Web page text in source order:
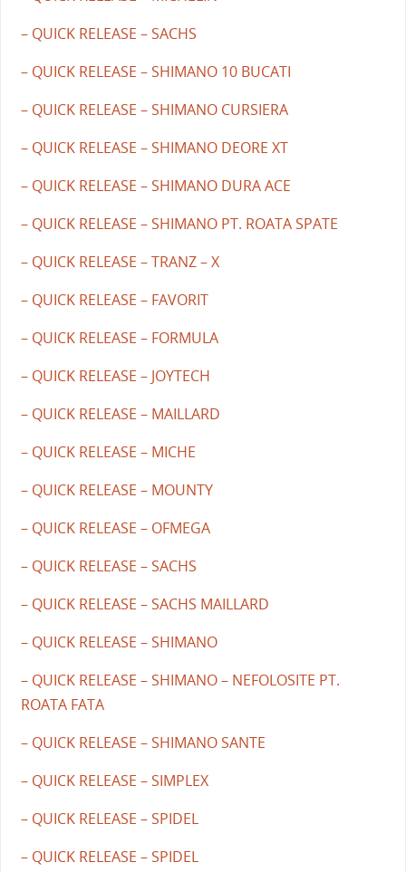
– QUICK RELEASE – SACHS
– QUICK RELEASE – SHIMANO 10 BUCATI
– QUICK RELEASE – SHIMANO CURSIERA
– QUICK RELEASE – SHIMANO DEORE XT
– QUICK RELEASE – SHIMANO DURA ACE
– QUICK RELEASE – SHIMANO PT. ROATA SPATE
– QUICK RELEASE – TRANZ – X
– QUICK RELEASE – FAVORIT
– QUICK RELEASE – FORMULA
– QUICK RELEASE – JOYTECH
– QUICK RELEASE – MAILLARD
– QUICK RELEASE – MICHE
– QUICK RELEASE – MOUNTY
– QUICK RELEASE – OFMEGA
– QUICK RELEASE – SACHS
– QUICK RELEASE – SACHS MAILLARD
– QUICK RELEASE – SHIMANO
– QUICK RELEASE – SHIMANO – NEFOLOSITE PT.
ROATA FATA
– QUICK RELEASE – SHIMANO SANTE
– QUICK RELEASE – SIMPLEX
– QUICK RELEASE – SPIDEL
– QUICK RELEASE – SPIDEL